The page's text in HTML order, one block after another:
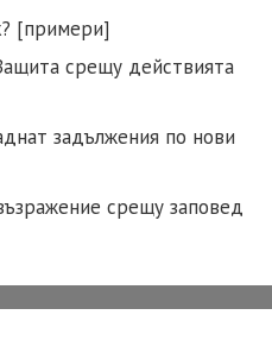
[примери]
срещу действията
задължения по нови
срещу заповед